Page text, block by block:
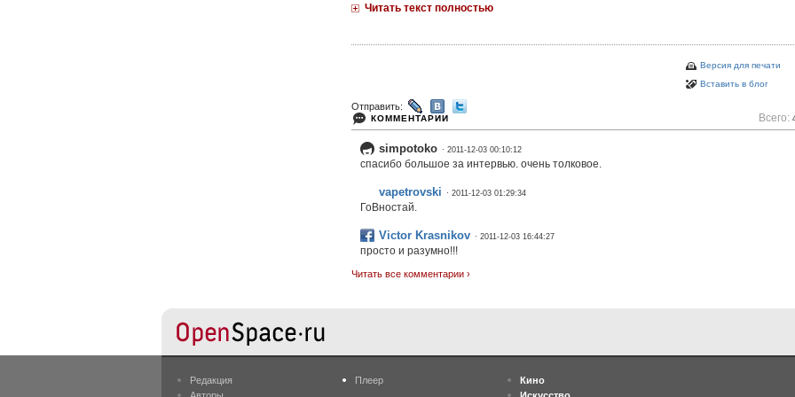
Читать текст полностью
Отправить:
Версия для печати
Вставить в блог
КОММЕНТАРИИ Всего:
simpotoko · 2011-12-03 00:10:12
спасибо большое за интервью. очень толковое.
vapetrovski · 2011-12-03 01:29:34
ГоВностай.
Victor Krasnikov · 2011-12-03 16:44:27
просто и разумно!!!
Читать все комментарии ›
Редакция
Плеер
Кино